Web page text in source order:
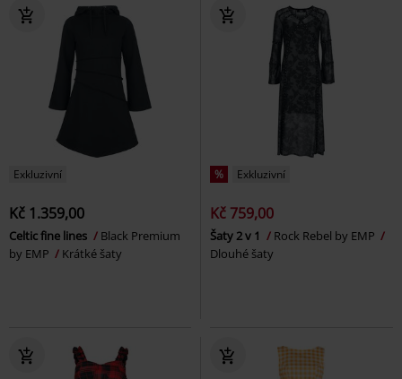
Exkluzivní
Kč 1.359,00
Celtic fine lines
Black Premium
by EMP
Krátké šaty
% Exkluzivní
Kč 759,00
Šaty 2 v 1
Rock Rebel by EMP
Dlouhé šaty